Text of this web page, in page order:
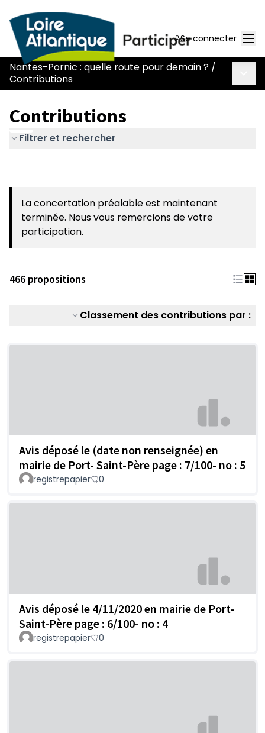
Se connecter
Nantes-Pornic : quelle route pour demain ? /
Contributions
Contributions
Filtrer et rechercher
La concertation préalable est maintenant
terminée. Nous vous remercions de votre
participation.
466 propositions
Classement des contributions par :
Avis déposé le (date non renseignée) en
mairie de Port- Saint-Père page : 7/100- no : 5
registrepapier 0
Avis déposé le 4/11/2020 en mairie de Port-
Saint-Père page : 6/100- no : 4
registrepapier 0